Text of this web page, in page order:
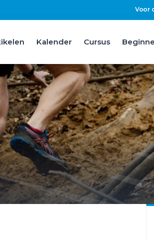
Voor
Kalender Cursus